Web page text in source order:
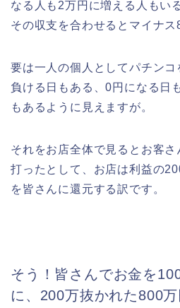
なる人も2万円に増える人もい
その収支を合わせるとマイナス
要は一人の個人としてパチンコ
負ける日もある、0円になる日
もあるように見えますが。
それをお店全体で見るとお客
打ったとして、お店は利益の
を皆さんに還元する訳です。
そう！皆さんでお金を
に、200万抜かれた800